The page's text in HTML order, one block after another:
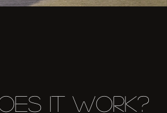
it work?